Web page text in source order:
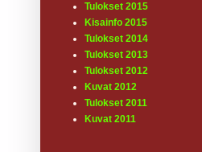
Tulokset 2015
Kisainfo 2015
Tulokset 2014
Tulokset 2013
Tulokset 2012
Kuvat 2012
Tulokset 2011
Kuvat 2011